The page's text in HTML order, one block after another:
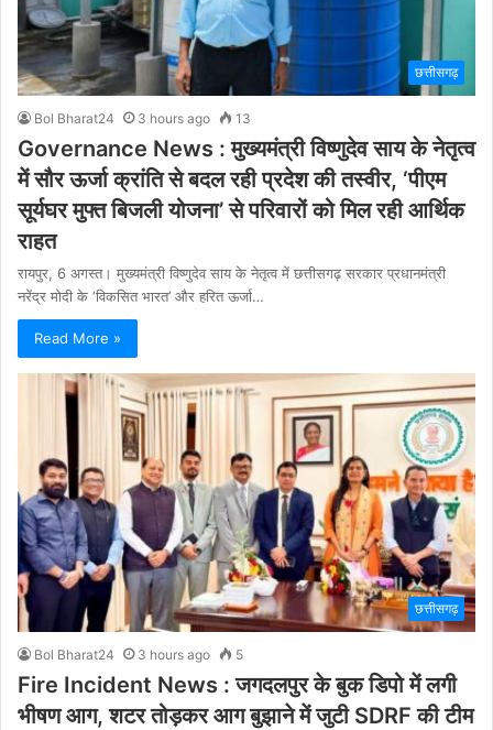
छत्तीसगढ़
Bol Bharat24 3 hours ago 13
Governance News : मुख्यमंत्री विष्णुदेव साय के नेतृत्व
में सौर ऊर्जा क्रांति से बदल रही प्रदेश की तस्वीर, ‘पीएम
सूर्यघर मुफ्त बिजली योजना’ से परिवारों को मिल रही आर्थिक
राहत
रायपुर, 6 अगस्त। मुख्यमंत्री विष्णुदेव साय के नेतृत्व में छत्तीसगढ़ सरकार प्रधानमंत्री
नरेंद्र मोदी के ‘विकसित भारत’ और हरित ऊर्जा…
Read More »
छत्तीसगढ़
Bol Bharat24 3 hours ago 5
Fire Incident News : जगदलपुर के बुक डिपो में लगी
भीषण आग, शटर तोड़कर आग बुझाने में जुटी SDRF की टीम